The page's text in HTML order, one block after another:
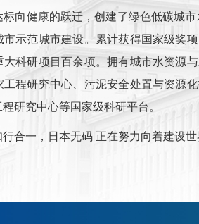
标向健康的跃迁，创建了绿色低碳城
市示范城市建设。累计获得国家级奖
大科研项目百余项。拥有城市水资源
工程研究中心、污泥安全处置与资源
研究中心等国家级科研平台。
合一，日本无码 正在努力向着建设